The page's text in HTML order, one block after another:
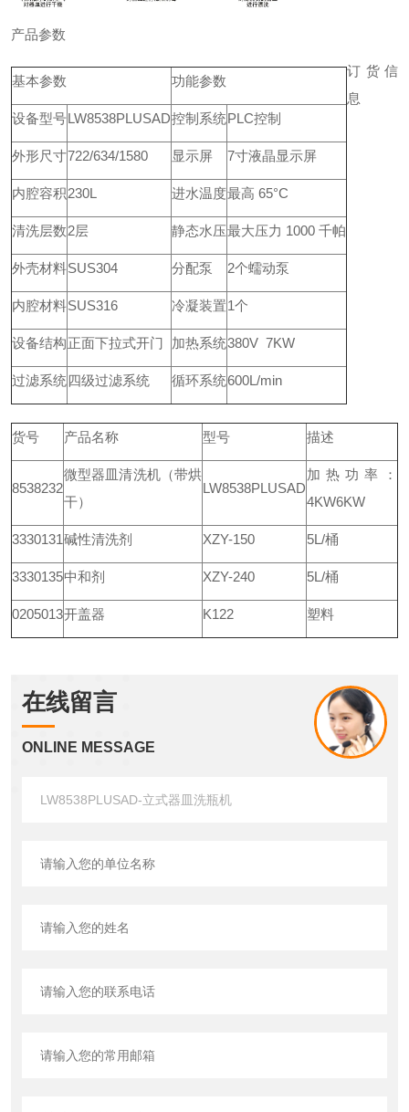
产品参数
基本参数 功能参数
设备型号LW8538PLUSAD控制系统PLC控制
外形尺寸722/634/1580 显示屏 7寸液晶显示屏
内腔容积230L 进水温度最高 65°C
清洗层数2层 静态水压最大压力 1000 千帕
外壳材料SUS304 分配泵 2个蠕动泵
内腔材料SUS316 冷凝装置1个
设备结构正面下拉式开门 加热系统380V 7KW
过滤系统四级过滤系统 循环系统600L/min
订货信
息
货号 产品名称 型号 描述
8538232
微型器皿清洗机（带烘
干）
LW8538PLUSAD
加热功率：
4KW6KW
3330131碱性清洗剂 XZY-150 5L/桶
3330135中和剂 XZY-240 5L/桶
0205013开盖器 K122 塑料
在线留言
ONLINE MESSAGE